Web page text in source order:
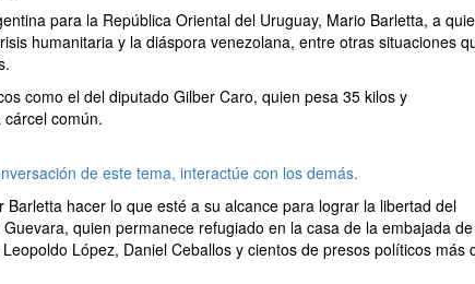
para la República Oriental del Uruguay, Mario Barletta, a
humanitaria y la diáspora venezolana, entre otras situaciones
como el del diputado Gilber Caro, quien pesa 35 kilos y
común.
de este tema, interactúe con los demás.
hacer lo que esté a su alcance para lograr la libertad del
quien permanece refugiado en la casa de la embajada
López, Daniel Ceballos y cientos de presos políticos más